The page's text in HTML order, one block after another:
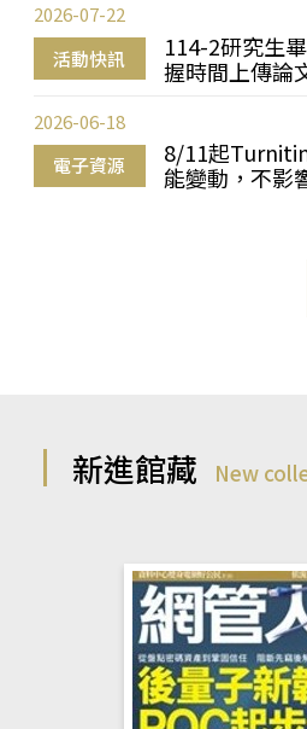
活動快訊
114-2研究生
握時間上傳論
2026-07-22
電子資源
8/11起
能變動，不影
2026-06-18
新進館藏 New